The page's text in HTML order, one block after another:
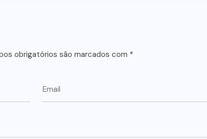
obrigatórios são marcados com *